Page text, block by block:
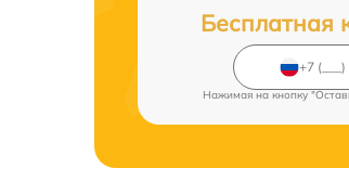
Бесплатная
Нажимая на кнопку